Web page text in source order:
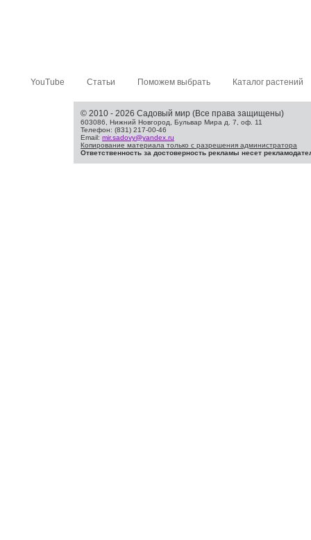
YouTube Статьи Поможем выбрать Каталог растений
© 2010 - 2026 Садовый мир (Все права защищены)
603086, Нижний Новгород, Бульвар Мира д. 7, оф. 11
Телефон: (831) 217-00-46
Email: mir.sadovy@yandex.ru
Копирование материала только с разрешения администратора
Ответственность за достоверность рекламы несет